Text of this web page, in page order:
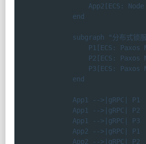
App2[ECS: Node
        end
subgraph "分布式锁
P1[ECS: Paxos
P2[ECS: Paxos
P3[ECS: Paxos
        end
        App1 -->|gRPC| P1
        App1 -->|gRPC| P2
        App1 -->|gRPC| P3
        App2 -->|gRPC| P1
        App2 -->|gRPC| P2